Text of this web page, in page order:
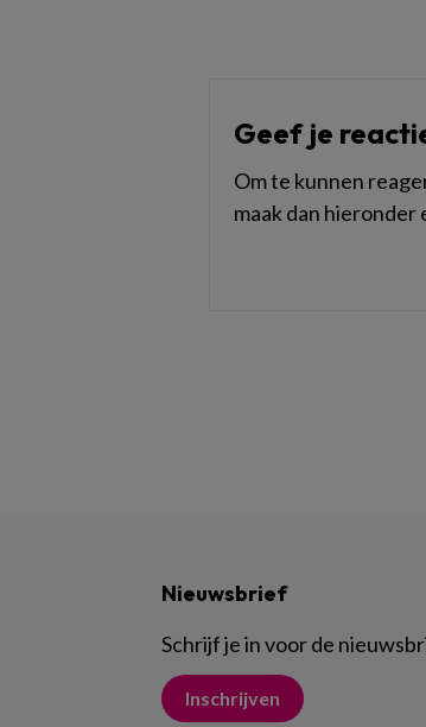
Geef je
Om te kunnen
maak dan hieronder
Nieuwsbrief
Schrijf je in voor de
Inschrijven